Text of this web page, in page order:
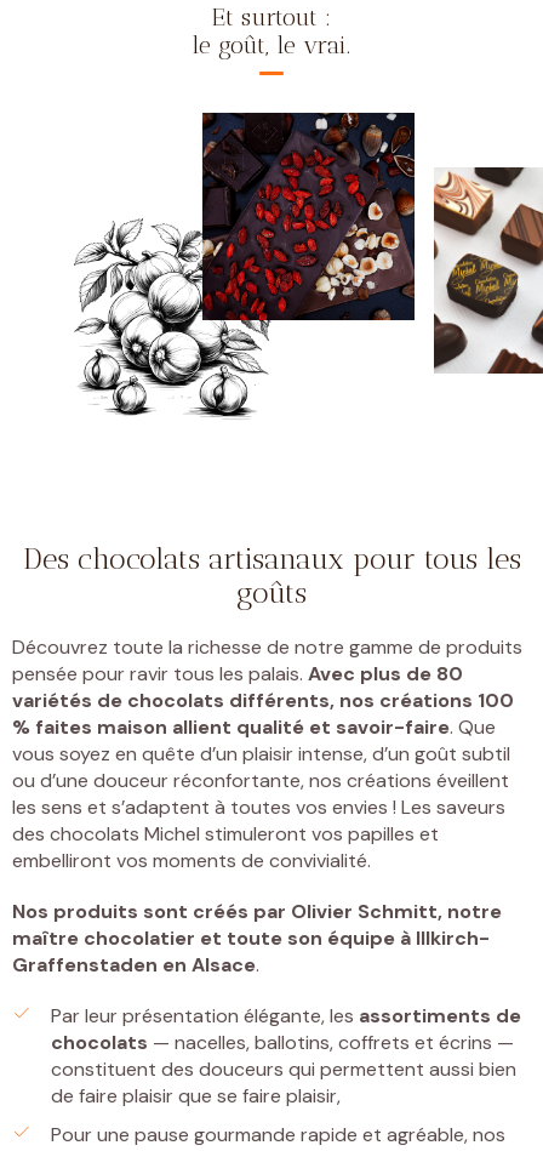
Et surtout :
le goût, le vrai.
Des chocolats artisanaux pour tous les
goûts
Découvrez toute la richesse de notre gamme de produits
pensée pour ravir tous les palais. Avec plus de 80
variétés de chocolats différents, nos créations 100
% faites maison allient qualité et savoir-faire. Que
vous soyez en quête d’un plaisir intense, d’un goût subtil
ou d’une douceur réconfortante, nos créations éveillent
les sens et s’adaptent à toutes vos envies ! Les saveurs
des chocolats Michel stimuleront vos papilles et
embelliront vos moments de convivialité.
Nos produits sont créés par Olivier Schmitt, notre
maître chocolatier et toute son équipe à Illkirch-
Graffenstaden en Alsace.
Par leur présentation élégante, les assortiments de
chocolats — nacelles, ballotins, coffrets et écrins —
constituent des douceurs qui permettent aussi bien
de faire plaisir que se faire plaisir,
Pour une pause gourmande rapide et agréable, nos